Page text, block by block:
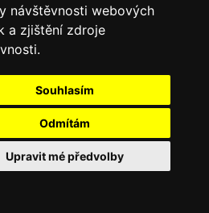
návštěvnosti webových
a zjištění zdroje
Souhlasím
Odmítám
Upravit mé předvolby
Itálie